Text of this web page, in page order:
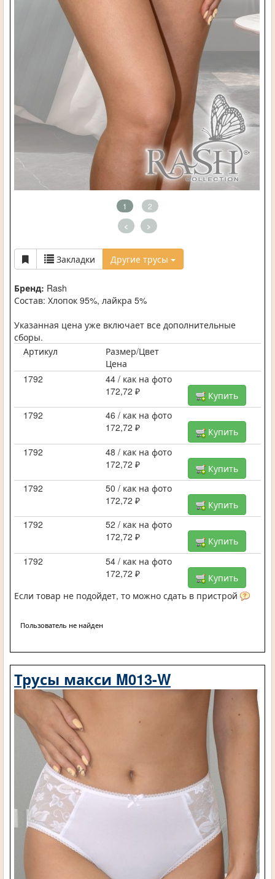
1 2
< >
Закладки Другие трусы
Бренд: Rash
Состав: Хлопок 95%, лайкра 5%
Указанная цена уже включает все дополнительные
сборы.
Артикул
Размер/Цвет
Цена
1792
44 / как на фото
172,72 ₽
Купить
1792
46 / как на фото
172,72 ₽
Купить
1792
48 / как на фото
172,72 ₽
Купить
1792
50 / как на фото
172,72 ₽
Купить
1792
52 / как на фото
172,72 ₽
Купить
1792
54 / как на фото
172,72 ₽
Купить
Если товар не подойдет, то можно сдать в пристрой
Пользователь не найден
Трусы макси M013-W